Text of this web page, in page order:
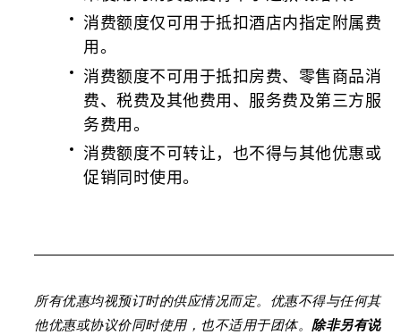
消费额度仅可用于抵扣酒店内指定附属费
用。
消费额度不可用于抵扣房费、零售商品消
费、税费及其他费用、服务费及第三方服
务费用。
消费额度不可转让，也不得与其他优惠或
促销同时使用。
所有优惠均视预订时的供应情况而定。优惠不得与任何其
他优惠或协议价同时使用，也不适用于团体。 除非另有说